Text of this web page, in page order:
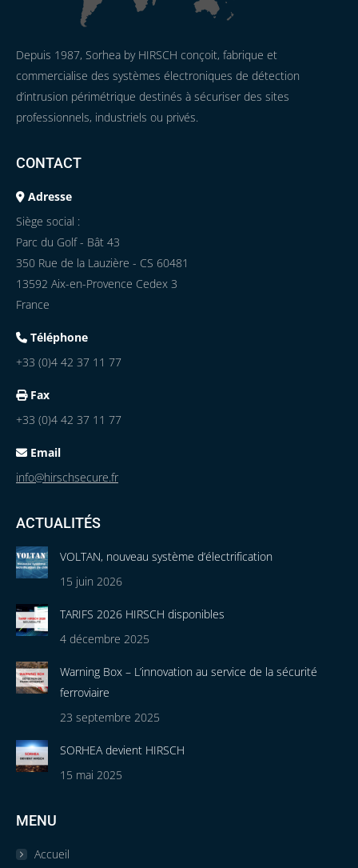
Depuis 1987, Sorhea by HIRSCH conçoit, fabrique et
commercialise des systèmes électroniques de détection
d’intrusion périmétrique destinés à sécuriser des sites
professionnels, industriels ou privés.
CONTACT
Adresse
Siège social :
Parc du Golf - Bât 43
350 Rue de la Lauzière - CS 60481
13592 Aix-en-Provence Cedex 3
France
Téléphone
+33 (0)4 42 37 11 77
Fax
+33 (0)4 42 37 11 77
Email
info@hirschsecure.fr
ACTUALITÉS
VOLTAN, nouveau système d’électrification
15 juin 2026
TARIFS 2026 HIRSCH disponibles
4 décembre 2025
Warning Box – L’innovation au service de la sécurité
ferroviaire
23 septembre 2025
SORHEA devient HIRSCH
15 mai 2025
MENU
Accueil